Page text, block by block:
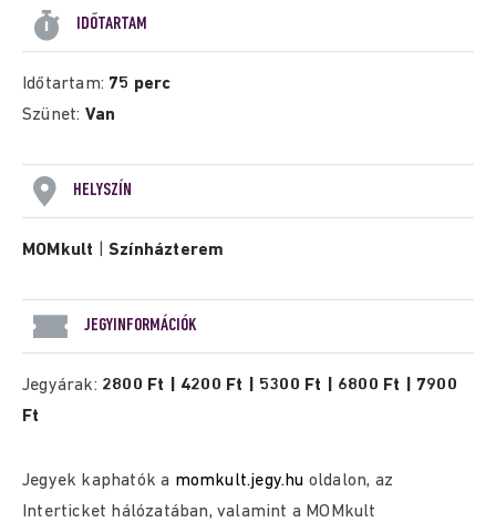
IDŐTARTAM
Időtartam: 75 perc
Szünet: Van
HELYSZÍN
MOMkult |Színházterem
JEGYINFORMÁCIÓK
Jegyárak: 2800 Ft | 4200 Ft | 5300 Ft | 6800 Ft | 7900
Ft
Jegyek kaphatók a momkult.jegy.hu oldalon, az
Interticket hálózatában, valamint a MOMkult